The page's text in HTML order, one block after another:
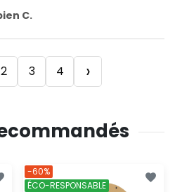
C.
2 3 4 ›
-60%
ÉCO-RESPONSABLE